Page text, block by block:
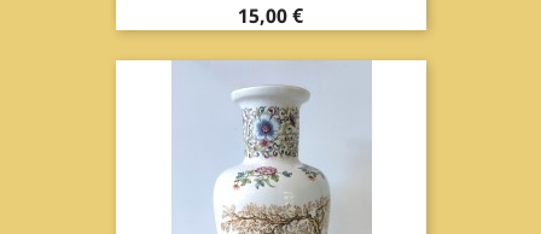
Prix
15,00 €